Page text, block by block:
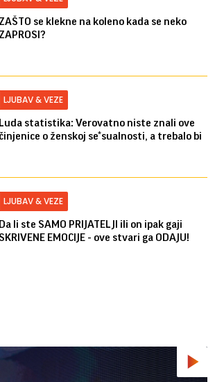
ZAŠTO se klekne na koleno kada se neko
ZAPROSI?
LJUBAV & VEZE
Luda statistika: Verovatno niste znali ove
činjenice o ženskoj se*sualnosti, a trebalo bi
LJUBAV & VEZE
Da li ste SAMO PRIJATELJI ili on ipak gaji
SKRIVENE EMOCIJE - ove stvari ga ODAJU!